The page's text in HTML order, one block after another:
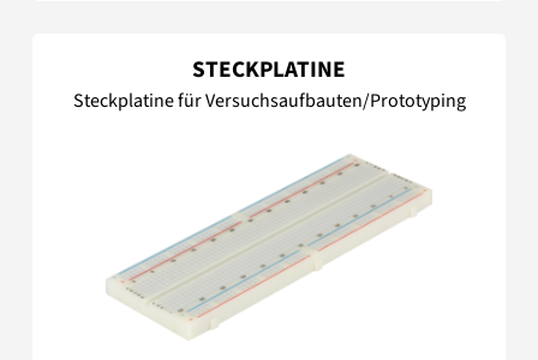
STECKPLATINE
Steckplatine für Versuchsaufbauten/Prototyping